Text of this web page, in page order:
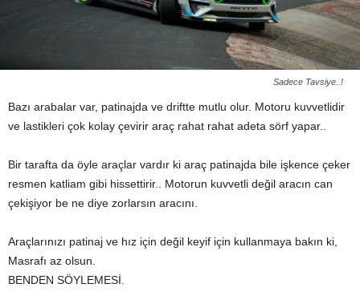
Sadece Tavsiye..!
Bazı arabalar var, patinajda ve driftte mutlu olur. Motoru kuvvetlidir
ve lastikleri çok kolay çevirir araç rahat rahat adeta sörf yapar..
Bir tarafta da öyle araçlar vardır ki araç patinajda bile işkence çeker
resmen katliam gibi hissettirir.. Motorun kuvvetli değil aracın can
çekişiyor be ne diye zorlarsın aracını.
Araçlarınızı patinaj ve hız için değil keyif için kullanmaya bakın ki,
Masrafı az olsun.
BENDEN SÖYLEMESİ.